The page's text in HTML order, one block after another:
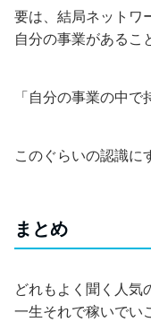
要は、結局ネットワ
自分の事業があるこ
「自分の事業の中で
このぐらいの認識に
まとめ
どれもよく聞く人気
一生それで稼いでい